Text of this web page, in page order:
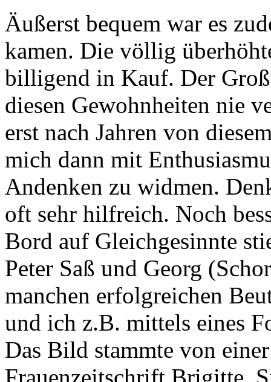
Äußerst bequem war es
kamen. Die völlig
billigend in Kauf. Der
diesen Gewohnheiten nie
erst nach Jahren von
mich dann mit
Andenken zu widmen.
oft sehr hilfreich. Noch
Bord auf Gleichgesinnte
Peter Saß und Georg
manchen erfolgreichen
und ich z.B. mittels eines
Das Bild stammte von
Frauenzeitschrift Brigitte.